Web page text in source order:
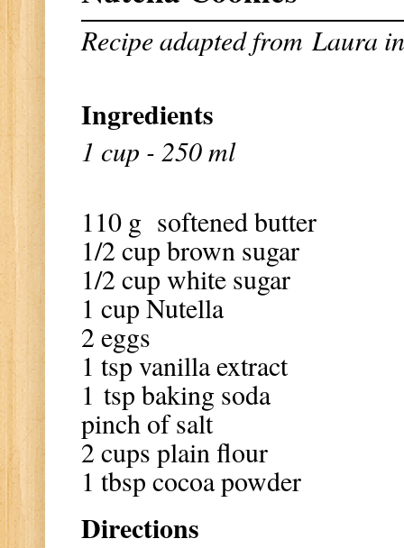
Recipe adapted from Laura
Ingredients
1 cup - 250 ml
110 g softened butter
1/2 cup brown sugar
1/2 cup white sugar
1 cup Nutella
2 eggs
1 tsp vanilla extract
1 tsp baking soda
pinch of salt
2 cups plain flour
1 tbsp cocoa powder
Directions